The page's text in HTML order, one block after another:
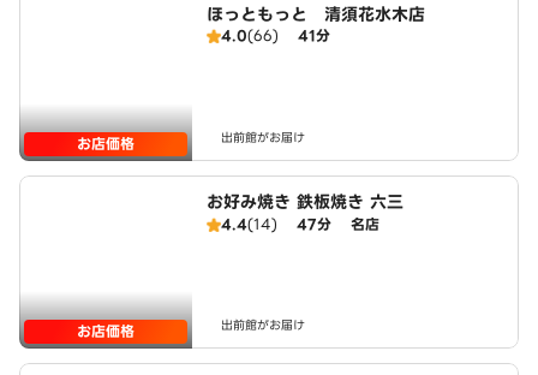
お店価格
ほっともっと 清須花水木店
4.0(66) 41分
出前館がお届け
お店価格
お好み焼き 鉄板焼き 六三
4.4(14) 47分 名店
出前館がお届け